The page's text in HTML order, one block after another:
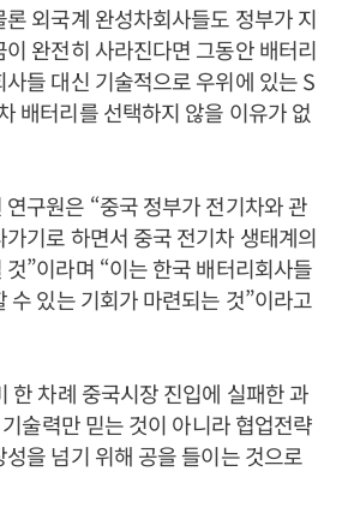
외국계 완성차회사들도 정부가 지
완전히 사라진다면 그동안 배터리
들 대신 기술적으로 우위에 있는 S
배터리를 선택하지 않을 이유가 없
구원은 “중국 정부가 전기차와 관
기로 하면서 중국 전기차 생태계의
”이라며 “이는 한국 배터리회사들
수 있는 기회가 마련되는 것”이라고
한 차례 중국시장 진입에 실패한 과
술력만 믿는 것이 아니라 협업전략
을 넘기 위해 공을 들이는 것으로